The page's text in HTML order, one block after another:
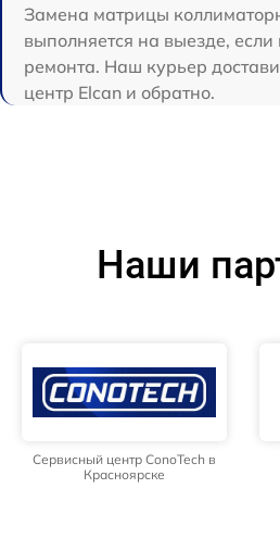
Замена матрицы
выполняется на выезде, если
ремонта. Наш курьер
центр Elcan и обратно.
Наши
Сервисный центр ConoTech в
Красноярске